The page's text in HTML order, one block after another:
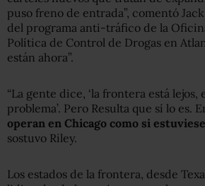
puso freno de entrada”, comentó
del programa anti-tráfico de la
Política de Control de Drogas en
están ahora”.
“La gente dice, ‘la frontera está lejos,
problema’. Pero Resulta que sí lo es.
operan en Chicago como si
sostuvo Riley.
Los estados de la frontera, desde